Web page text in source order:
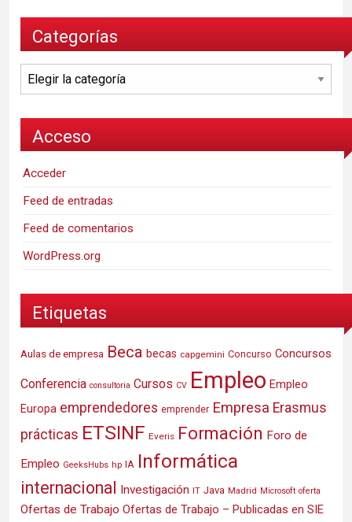
Categorías
Categorías
Acceso
Acceder
Feed de entradas
Feed de comentarios
WordPress.org
Etiquetas
Aulas de empresa Beca becas capgemini Concurso Concursos
Conferencia consultoria Cursos CV Empleo Empleo
Europa emprendedores emprender Empresa Erasmus
prácticas ETSINF Everis Formación Foro de
Empleo GeeksHubs hp IA Informática
internacional Investigación IT Java Madrid Microsoft oferta
Ofertas de Trabajo Ofertas de Trabajo – Publicadas en SIE